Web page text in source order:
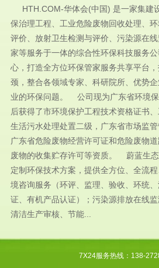
HTH.COM-华体会(中国) 是一家集建
保治理工程、工业危险废物回收处理、
评价、放射卫生检测与评价、污染源在
家等服务于一体的综合性环保科技服务
心，打造全方位环保管家服务共享平台
颈，整合各领域专家、科研院所、优势
业的环保问题。 公司现为广东省环境
后获得了市环境保护工程技术资格证书、
生活污水处理处置二级，广东省市场监
广东省危险废物经营许可证和危险废物
废物的收集贮存许可等资质。 蔚蓝生
定制环保技术方案，提供全方位、全流
境咨询服务（环评、监理、验收、环统
证、有机产品认证）；污染源排放在线
清洁生产审核、节能...
7X24服务热线：138-